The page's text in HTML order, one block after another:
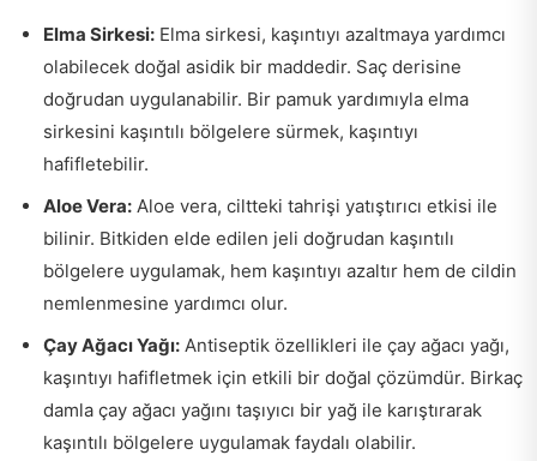
Elma Sirkesi: Elma sirkesi, kaşıntıyı azaltmaya yardımcı
olabilecek doğal asidik bir maddedir. Saç derisine
doğrudan uygulanabilir. Bir pamuk yardımıyla elma
sirkesini kaşıntılı bölgelere sürmek, kaşıntıyı
hafifletebilir.
Aloe Vera: Aloe vera, ciltteki tahrişi yatıştırıcı etkisi ile
bilinir. Bitkiden elde edilen jeli doğrudan kaşıntılı
bölgelere uygulamak, hem kaşıntıyı azaltır hem de cildin
nemlenmesine yardımcı olur.
Çay Ağacı Yağı: Antiseptik özellikleri ile çay ağacı yağı,
kaşıntıyı hafifletmek için etkili bir doğal çözümdür. Birkaç
damla çay ağacı yağını taşıyıcı bir yağ ile karıştırarak
kaşıntılı bölgelere uygulamak faydalı olabilir.